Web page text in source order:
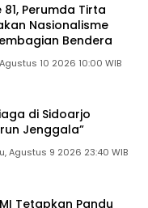
81, Perumda Tirta
Nasionalisme
Bendera
10 2026 10:00 WIB
di Sidoarjo
Jenggala”
Agustus 9 2026 23:40 WIB
Tetapkan Pandu